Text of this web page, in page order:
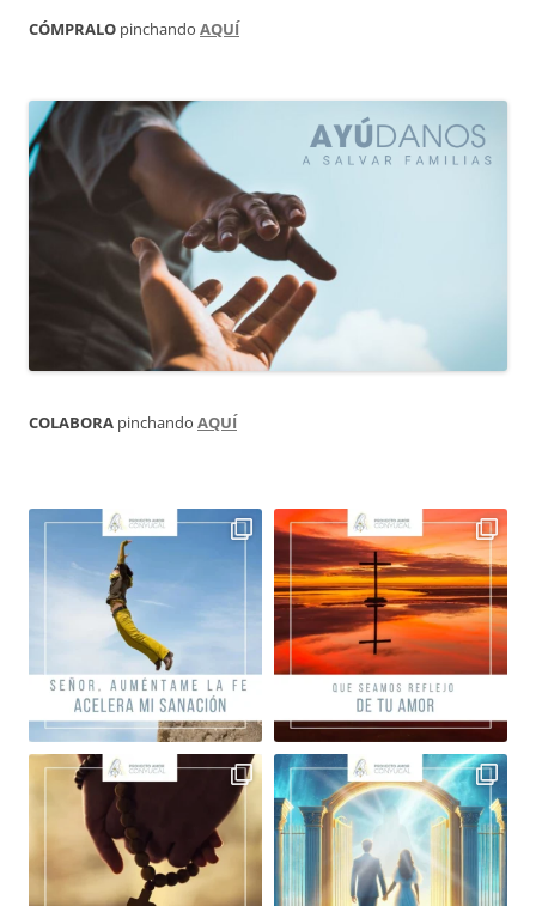
CÓMPRALO pinchando AQUÍ
COLABORA pinchando AQUÍ